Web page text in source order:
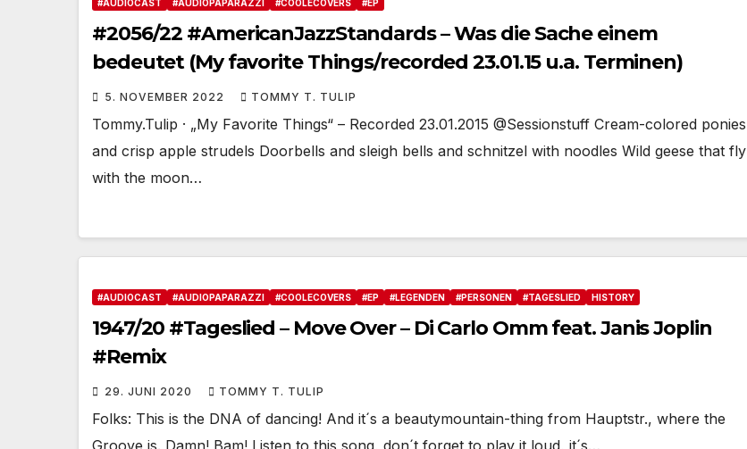
#AUDIOCAST #AUDIOPAPARAZZI #COOLECOVERS #EP
#2056/22 #AmericanJazzStandards – Was die Sache einem
bedeutet (My favorite Things/recorded 23.01.15 u.a. Terminen)
5. NOVEMBER 2022 TOMMY T. TULIP
Tommy.Tulip · „My Favorite Things“ – Recorded 23.01.2015 @Sessionstuff Cream-colored ponies
and crisp apple strudels Doorbells and sleigh bells and schnitzel with noodles Wild geese that fly
with the moon…
#AUDIOCAST #AUDIOPAPARAZZI #COOLECOVERS #EP #LEGENDEN #PERSONEN #TAGESLIED HISTORY
1947/20 #Tageslied – Move Over – Di Carlo Omm feat. Janis Joplin
#Remix
29. JUNI 2020 TOMMY T. TULIP
Folks: This is the DNA of dancing! And it´s a beautymountain-thing from Hauptstr., where the
Groove is. Damn! Bam! Listen to this song, don´t forget to play it loud, it´s…